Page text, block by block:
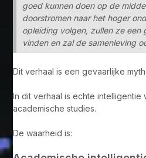
goed kunnen doen op de
doorstromen naar het hoger
opleiding volgen, zullen ze een
vinden en zal de samenleving
Dit verhaal is een gevaarlijke
In dit verhaal is echte intelligentie
academische studies.
De waarheid is: